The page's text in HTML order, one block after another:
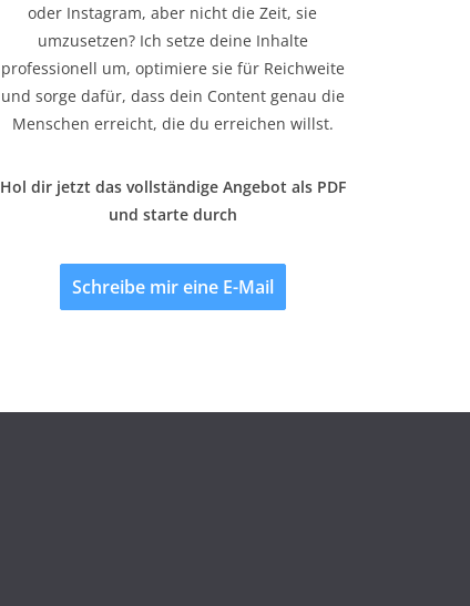
oder Instagram, aber nicht die Zeit, sie
umzusetzen? Ich setze deine Inhalte
professionell um, optimiere sie für Reichweite
und sorge dafür, dass dein Content genau die
Menschen erreicht, die du erreichen willst.
Hol dir jetzt das vollständige Angebot als PDF
und starte durch
Schreibe mir eine E-Mail